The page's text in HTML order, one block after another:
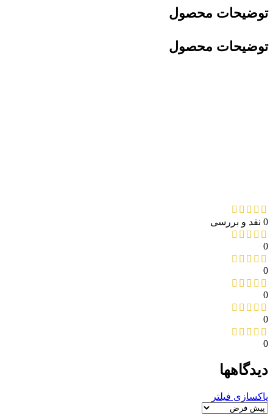
توضیحات محصول
توضیحات محصول
0 نقد و بررسی
0
0
0
0
0
دیدگاهها
پاکسازی فیلتر